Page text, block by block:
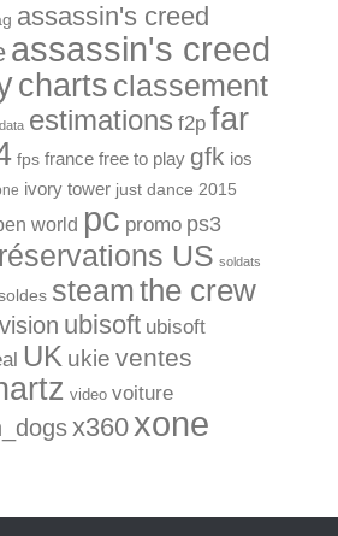
assassin's creed
assassin's creed
charts classement
data estimations f2p far
fps france free to play gfk ios
ivory tower just dance 2015
world pc promo ps3
réservations US soldats
steamthe crew
ubisoft ubisoft
UK ukie ventes
video voiture
x360 xone